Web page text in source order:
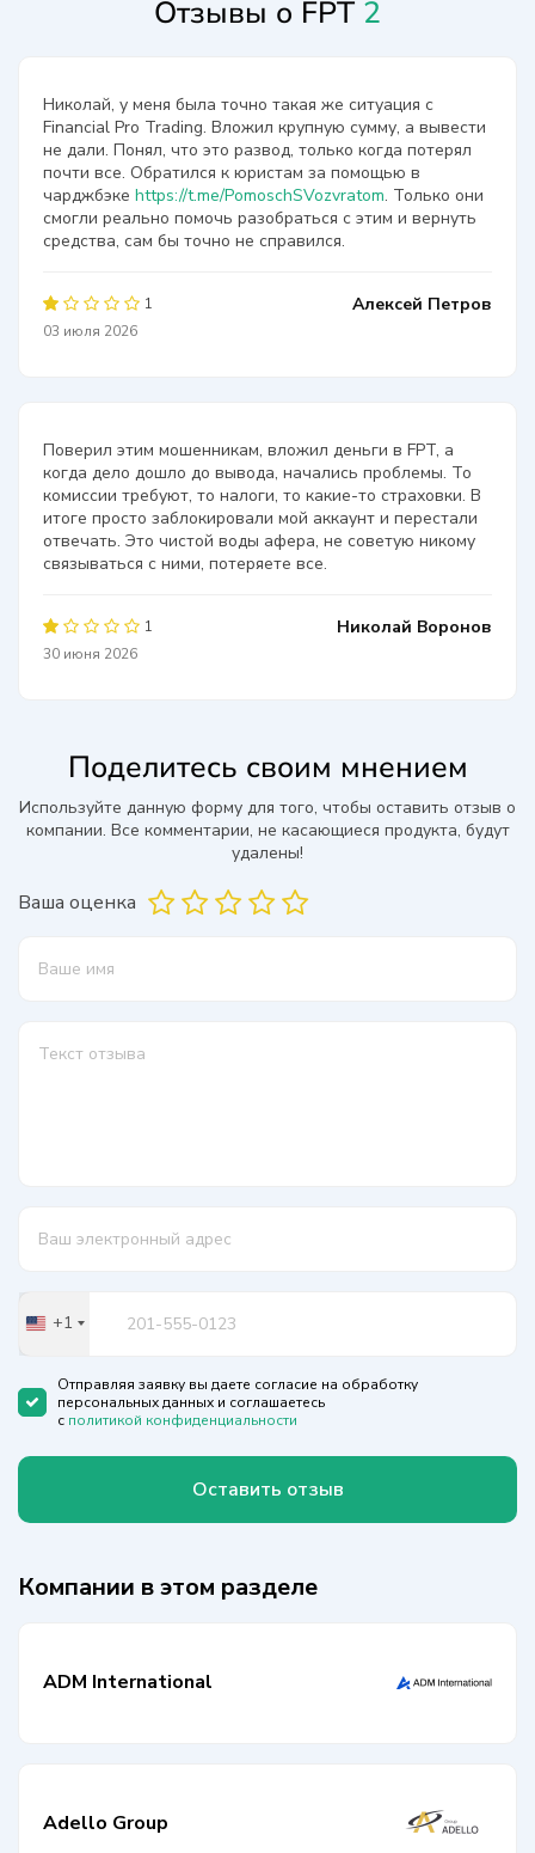
Отзывы о FPT 2
Николай, у меня была точно такая же ситуация с
Financial Pro Trading. Вложил крупную сумму, а вывести
не дали. Понял, что это развод, только когда потерял
почти все. Обратился к юристам за помощью в
чарджбэке https://t.me/PomoschSVozvratom. Только они
смогли реально помочь разобраться с этим и вернуть
средства, сам бы точно не справился.
1
03 июля 2026
Алексей Петров
Поверил этим мошенникам, вложил деньги в FPT, а
когда дело дошло до вывода, начались проблемы. То
комиссии требуют, то налоги, то какие-то страховки. В
итоге просто заблокировали мой аккаунт и перестали
отвечать. Это чистой воды афера, не советую никому
связываться с ними, потеряете все.
1
30 июня 2026
Николай Воронов
Поделитесь своим мнением
Используйте данную форму для того, чтобы оставить отзыв о
компании. Все комментарии, не касающиеся продукта, будут
удалены!
Ваша оценка
United
+1
Отправляя заявку вы даете согласие на обработку
персональных данных и соглашаетесь
с политикой конфиденциальности
Оставить отзыв
Компании в этом разделе
ADM International
Adello Group